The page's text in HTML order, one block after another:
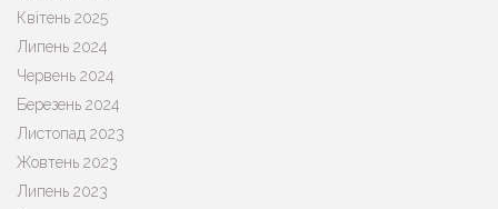
Квітень 2025
Липень 2024
Червень 2024
Березень 2024
Листопад 2023
Жовтень 2023
Липень 2023